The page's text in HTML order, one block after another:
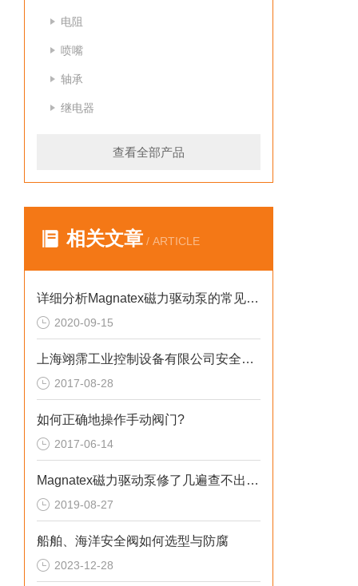
电阻
喷嘴
轴承
继电器
查看全部产品
相关文章 / ARTICLE
详细分析Magnatex磁力驱动泵的常见故障与排除方法
2020-09-15
上海翊霈工业控制设备有限公司安全阀专业名词术语解析
2017-08-28
如何正确地操作手动阀门?
2017-06-14
Magnatex磁力驱动泵修了几遍查不出问题，该怎么办？
2019-08-27
船舶、海洋安全阀如何选型与防腐
2023-12-28